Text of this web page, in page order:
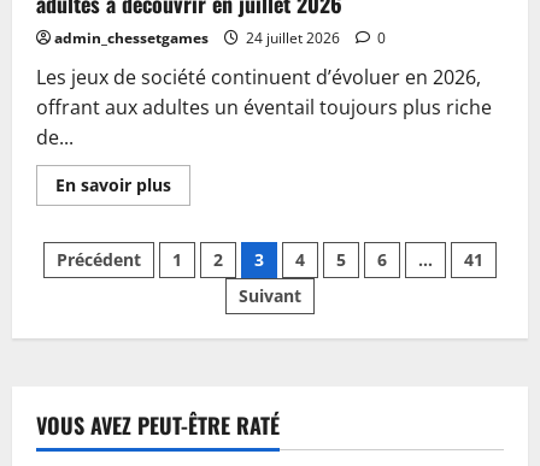
de
société
en
2026
pour
gagner
de
admin_chessetgames 24 juillet 2026 0
Les jeux de société continuent d’évoluer en 2026,
offrant aux adultes un éventail toujours plus riche
de...
En savoir plusEn
savoir
Top
des
jeux
société
incontournables
en
juillet
2026
Pagination
Précédent 1 2 3 4 5 6 …
41
Suivant
VOUS AVEZ PEUT-ÊTRE RATÉ